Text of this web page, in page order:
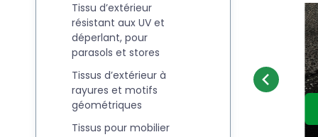
NOUVEAUTÉ
Tissu extérieur
Imperméable PVC
Codura 1680D, 546
g/m², 150 cm, Gris
Code:CODURA1680D-023
EAN:8595721054101
9.40EUR
En stock
AU PANIER
Préféré
Comparer
Acheter tissu outdoor au
mètre. Idéal pour
confectionner des nappes,
coussins, rideaux ou pour
Tissu d’extérieur
résistant aux UV et
déperlant, pour
parasols et stores
Tissus d’extérieur à
rayures et motifs
géométriques
Tissus pour mobilier